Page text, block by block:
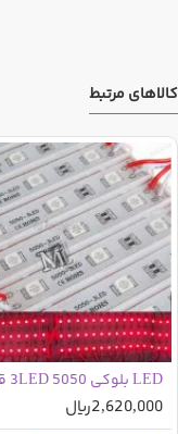
به ازای خرید هر واحد
کالاهای مرتبط
2,620,000ریال